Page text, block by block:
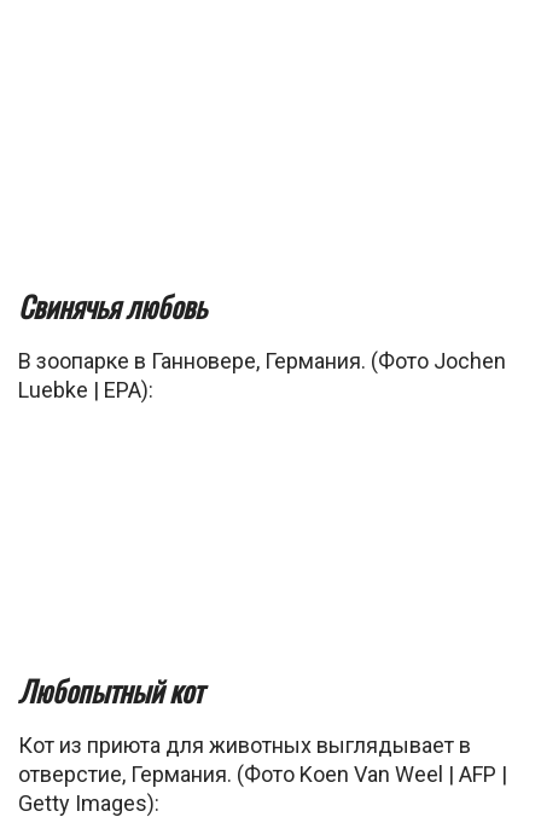
Свинячья любовь
В зоопарке в Ганновере, Германия. (Фото Jochen
Luebke | EPA):
Любопытный кот
Кот из приюта для животных выглядывает в
отверстие, Германия. (Фото Koen Van Weel | AFP |
Getty Images):